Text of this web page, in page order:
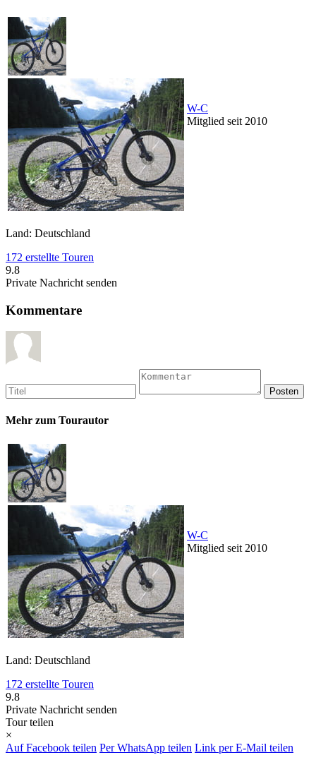
W-C
Mitglied seit 2010
Land: Deutschland
172 erstellte Touren
9.8
Private Nachricht senden
Kommentare
Mehr zum Tourautor
W-C
Mitglied seit 2010
Land: Deutschland
172 erstellte Touren
9.8
Private Nachricht senden
Tour teilen
×
Auf Facebook teilen Per WhatsApp teilen Link per E-Mail teilen